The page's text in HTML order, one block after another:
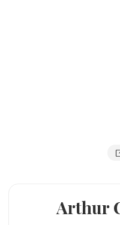
Arthur